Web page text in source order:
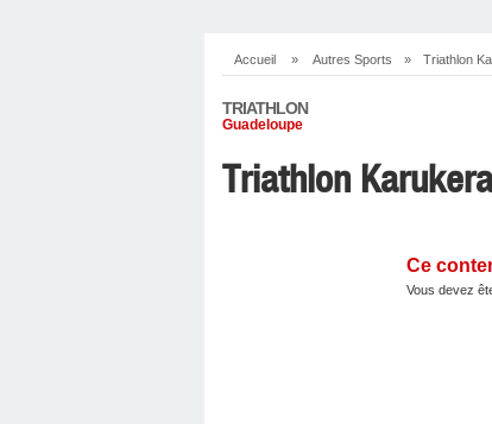
Accueil » Autres Sports » Triathlon
TRIATHLON
Guadeloupe
Triathlon
Ce
Vous devez